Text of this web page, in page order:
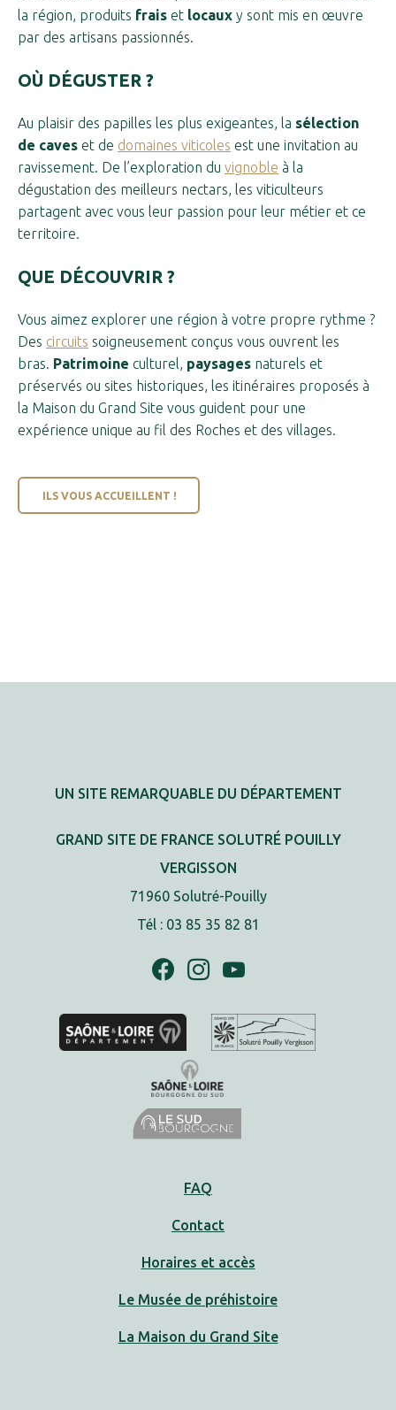
la région, produits frais et locaux y sont mis en œuvre
par des artisans passionnés.
OÙ DÉGUSTER ?
Au plaisir des papilles les plus exigeantes, la sélection
de caves et de domaines viticoles est une invitation au
ravissement. De l’exploration du vignoble à la
dégustation des meilleurs nectars, les viticulteurs
partagent avec vous leur passion pour leur métier et ce
territoire.
QUE DÉCOUVRIR ?
Vous aimez explorer une région à votre propre rythme ?
Des circuits soigneusement conçus vous ouvrent les
bras. Patrimoine culturel, paysages naturels et
préservés ou sites historiques, les itinéraires proposés à
la Maison du Grand Site vous guident pour une
expérience unique au fil des Roches et des villages.
ILS VOUS ACCUEILLENT !
UN SITE REMARQUABLE DU DÉPARTEMENT
GRAND SITE DE FRANCE SOLUTRÉ POUILLY
VERGISSON
71960 Solutré-Pouilly
Tél : 03 85 35 82 81
FAQ
Contact
Horaires et accès
Le Musée de préhistoire
La Maison du Grand Site